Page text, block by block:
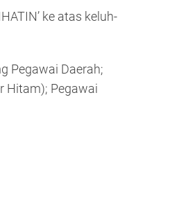
ke atas keluh-
Pegawai Daerah;
Hitam); Pegawai